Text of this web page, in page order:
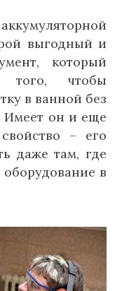
выгодный и
который
того, чтобы
в ванной без
Имеет он и еще
– его
даже там, где
в